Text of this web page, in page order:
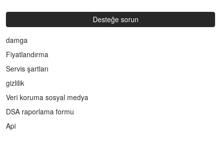
Desteğe sorun
damga
Fiyatlandırma
Servis şartları
gizlilik
Veri koruma sosyal medya
DSA raporlama formu
Api